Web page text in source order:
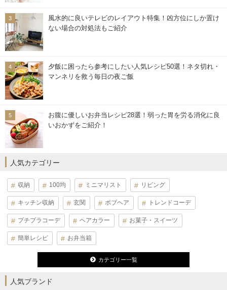
風水的に良いテレビのレイアウト特集！凶方位にしか置け
ない場合の対処法もご紹介
夕飯に困ったら参考にしたい人気レシピ50選！ネタ切れ・
マンネリを救う毎日の夜ご飯
お腹に優しいお弁当レシピ28選！弱った胃を労る消化に良
いおかずをご紹介！
人気カテゴリー
収納 100均 ミニマリスト リビング
キッチン収納 玄関 ボブヘア トレンドコーデ
プチプラコーデ ヘアカラー お菓子・スイーツ
簡単レシピ お弁当箱
カテゴリー一覧
人気ブランド